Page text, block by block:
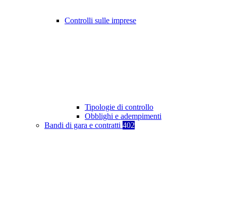
Controlli sulle imprese
Tipologie di controllo
Obblighi e adempimenti
Bandi di gara e contratti 402